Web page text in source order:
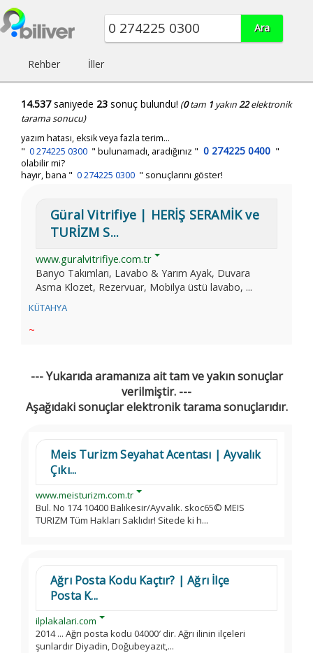
Rehber İller
14.537saniyede 23 sonuç bulundu! (0tam 1 yakın22elektronik
tarama sonucu)
yazım hatası, eksik veya fazla terim...
" 0 274225 0300 " bulunamadı, aradığınız " 0 274225 0400 "
olabilir mi?
hayır, bana " 0 274225 0300 " sonuçlarını göster!
Güral Vitrifiye | HERİŞ SERAMİK ve
TURİZM S...
www.guralvitrifiye.com.tr
Banyo Takımları, Lavabo & Yarım Ayak, Duvara
Asma Klozet, Rezervuar, Mobilya üstü lavabo, ...
KÜTAHYA
~
--- Yukarıda aramanıza ait tam ve yakın sonuçlar
verilmiştir. ---
Aşağıdaki sonuçlar elektronik tarama sonuçlarıdır.
Meis Turizm Seyahat Acentası | Ayvalık
Çıkı...
www.meisturizm.com.tr
Bul. No 174 10400 Balıkesir/Ayvalık. skoc65© MEIS
TURIZM Tüm Hakları Saklıdır! Sitede ki h...
Ağrı Posta Kodu Kaçtır? | Ağrı İlçe
Posta K...
ilplakalari.com
2014 ... Ağrı posta kodu 04000′ dir. Ağrı ilinin ilçeleri
şunlardır Diyadin, Doğubeyazıt,...